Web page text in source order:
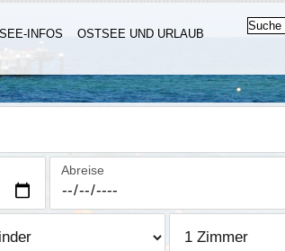
INFOS
OSTSEE UND URLAUB
Abreise